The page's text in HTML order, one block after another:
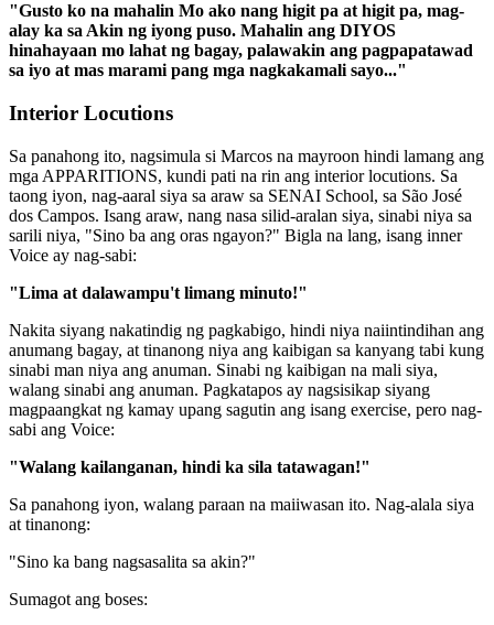
"Gusto ko na mahalin Mo ako nang higit pa at higit pa, mag-
alay ka sa Akin ng iyong puso. Mahalin ang DIYOS
hinahayaan mo lahat ng bagay, palawakin ang pagpapatawad
sa iyo at mas marami pang mga nagkakamali sayo..."
Interior Locutions
Sa panahong ito, nagsimula si Marcos na mayroon hindi lamang ang
mga APPARITIONS, kundi pati na rin ang interior locutions. Sa
taong iyon, nag-aaral siya sa araw sa SENAI School, sa São José
dos Campos. Isang araw, nang nasa silid-aralan siya, sinabi niya sa
sarili niya, "Sino ba ang oras ngayon?" Bigla na lang, isang inner
Voice ay nag-sabi:
"Lima at dalawampu't limang minuto!"
Nakita siyang nakatindig ng pagkabigo, hindi niya naiintindihan ang
anumang bagay, at tinanong niya ang kaibigan sa kanyang tabi kung
sinabi man niya ang anuman. Sinabi ng kaibigan na mali siya,
walang sinabi ang anuman. Pagkatapos ay nagsisikap siyang
magpaangkat ng kamay upang sagutin ang isang exercise, pero nag-
sabi ang Voice:
"Walang kailanganan, hindi ka sila tatawagan!"
Sa panahong iyon, walang paraan na maiiwasan ito. Nag-alala siya
at tinanong:
"Sino ka bang nagsasalita sa akin?"
Sumagot ang boses: